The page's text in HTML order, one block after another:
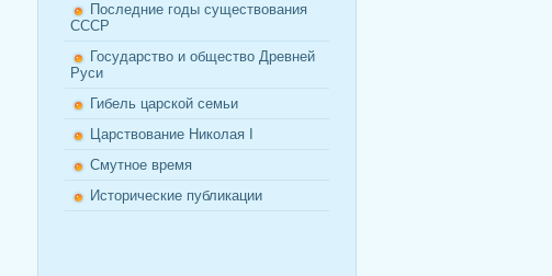
Последние годы существования
СССР
Государство и общество Древней
Руси
Гибель царской семьи
Царствование Николая I
Смутное время
Исторические публикации